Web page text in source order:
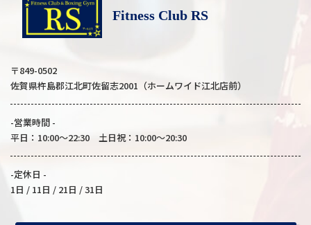
Fitness Club RS
〒849-0502
佐賀県杵島郡江北町佐留志2001（ホームワイド江北店前）
-営業時間 -
平日：10:00～22:30 土日祝：10:00～20:30
-定休日 -
1日 / 11日 / 21日 / 31日